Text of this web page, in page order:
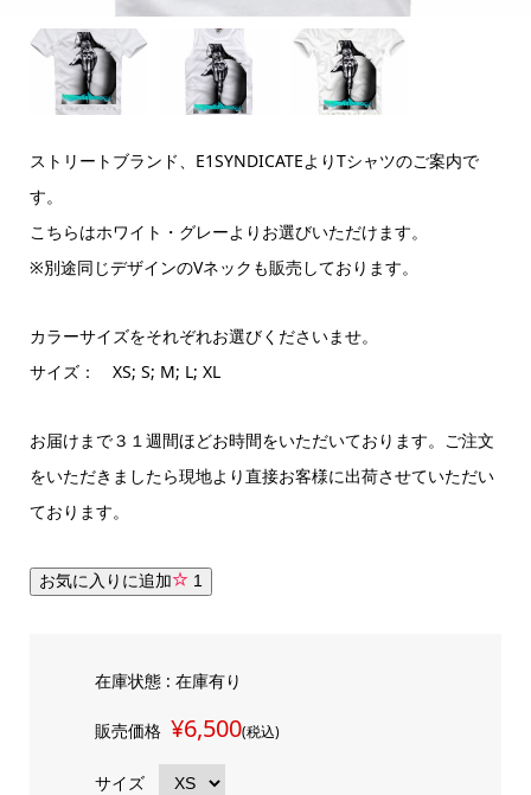
ストリートブランド、E1SYNDICATEよりTシャツのご案内で
す。
こちらはホワイト・グレーよりお選びいただけます。
※別途同じデザインのVネックも販売しております。
カラーサイズをそれぞれお選びくださいませ。
サイズ： XS; S; M; L; XL
お届けまで３１週間ほどお時間をいただいております。ご注文
をいただきましたら現地より直接お客様に出荷させていただい
ております。
お気に入りに追加 1
在庫状態 : 在庫有り
販売価格 ¥6,500(税込)
サイズ